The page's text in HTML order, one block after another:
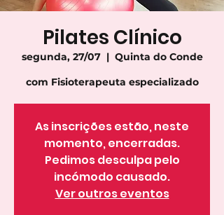
Pilates Clínico
segunda, 27/07
  |
Quinta do Conde
com Fisioterapeuta especializado
As inscrições estão, neste
momento, encerradas.
Pedimos desculpa pelo
incómodo causado.
Ver outros eventos